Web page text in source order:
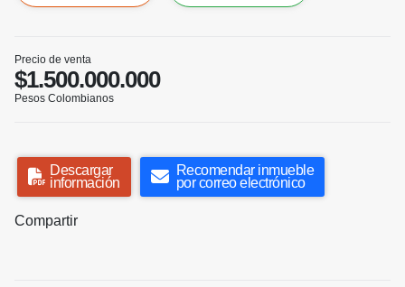
Precio de venta
$1.500.000.000
Pesos Colombianos
Descargar
información
Recomendar inmueble
por correo electrónico
Compartir